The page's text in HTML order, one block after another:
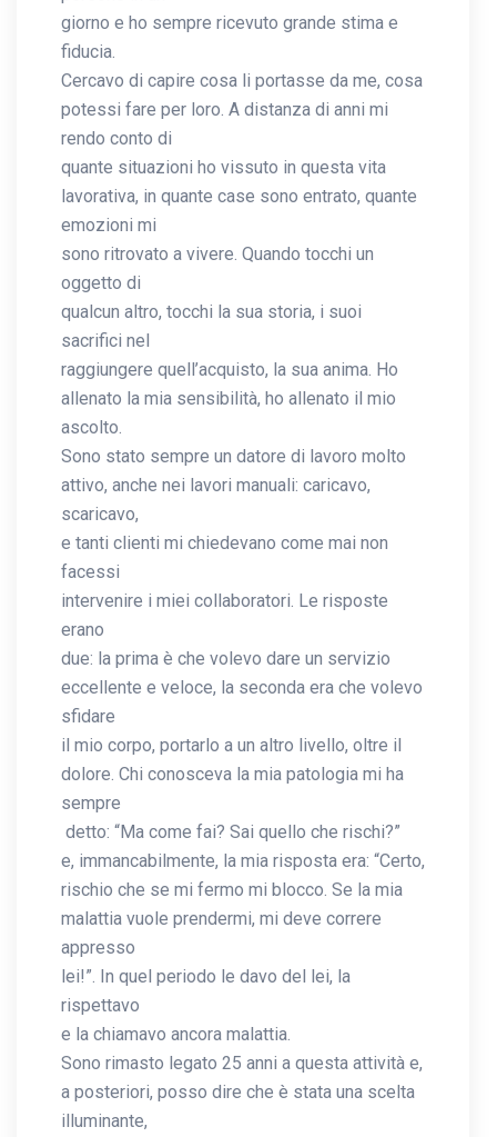
giorno e ho sempre ricevuto grande stima e
fiducia.
Cercavo di capire cosa li portasse da me, cosa
potessi fare per loro. A distanza di anni mi
rendo conto di
quante situazioni ho vissuto in questa vita
lavorativa, in quante case sono entrato, quante
emozioni mi
sono ritrovato a vivere. Quando tocchi un
oggetto di
qualcun altro, tocchi la sua storia, i suoi
sacrifici nel
raggiungere quell’acquisto, la sua anima. Ho
allenato la mia sensibilità, ho allenato il mio
ascolto.
Sono stato sempre un datore di lavoro molto
attivo, anche nei lavori manuali: caricavo,
scaricavo,
e tanti clienti mi chiedevano come mai non
facessi
intervenire i miei collaboratori. Le risposte
erano
due: la prima è che volevo dare un servizio
eccellente e veloce, la seconda era che volevo
sfidare
il mio corpo, portarlo a un altro livello, oltre il
dolore. Chi conosceva la mia patologia mi ha
sempre
detto: “Ma come fai? Sai quello che rischi?”
e, immancabilmente, la mia risposta era: “Certo,
rischio che se mi fermo mi blocco. Se la mia
malattia vuole prendermi, mi deve correre
appresso
lei!”. In quel periodo le davo del lei, la
rispettavo
e la chiamavo ancora malattia.
Sono rimasto legato 25 anni a questa attività e,
a posteriori, posso dire che è stata una scelta
illuminante,